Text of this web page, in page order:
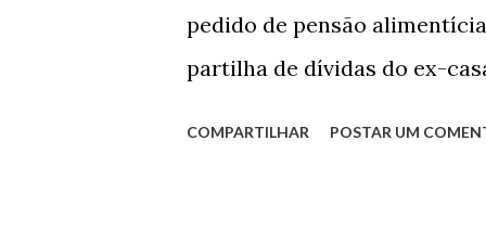
pedido de pensão
partilha de dívidas do ex-
COMPARTILHAR POSTAR UM